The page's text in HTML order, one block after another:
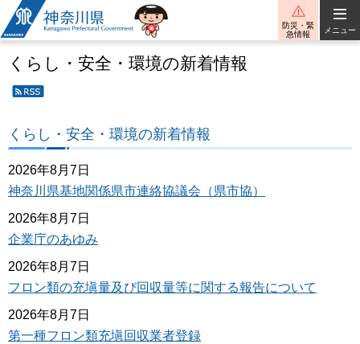
神奈川県
防災・緊
急情報
メニュー
くらし・安全・環境の新着情報
くら
全・
の新
着情
報の
RSS
配信
くらし・安全・環境の新着情報
2026年8月7日
神奈川県基地関係県市連絡協議会（県市協）
2026年8月7日
企業庁のあゆみ
2026年8月7日
フロン類の充塡量及び回収量等に関する報告について
2026年8月7日
第一種フロン類充塡回収業者登録